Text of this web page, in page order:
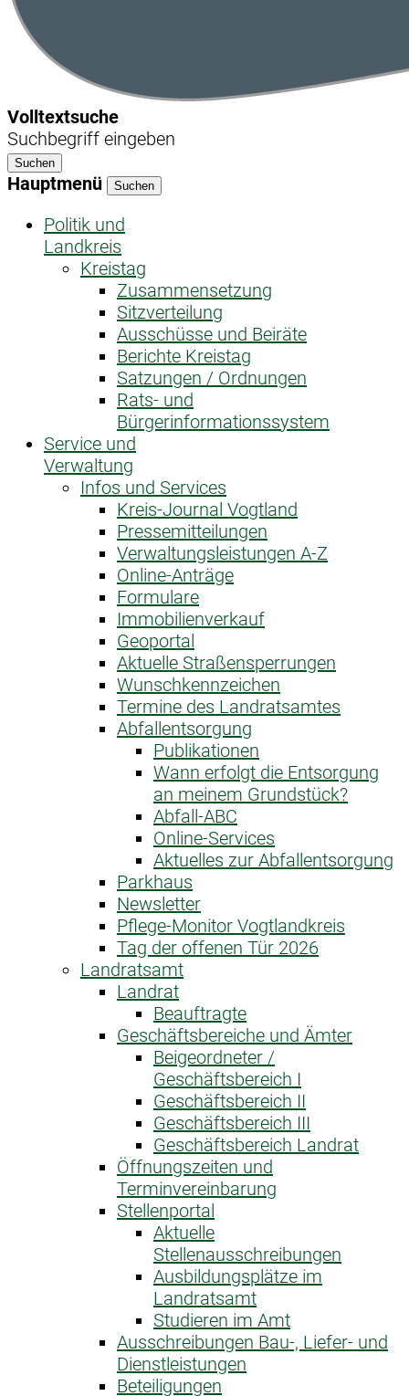
Volltextsuche
Suchbegriff eingeben
Suchen
Hauptmenü Suchen
Politik und
Landkreis
Kreistag
Zusammensetzung
Sitzverteilung
Ausschüsse und Beiräte
Berichte Kreistag
Satzungen / Ordnungen
Rats- und
Bürgerinformationssystem
Service und
Verwaltung
Infos und Services
Kreis-Journal Vogtland
Pressemitteilungen
Verwaltungsleistungen A-Z
Online-Anträge
Formulare
Immobilienverkauf
Geoportal
Aktuelle Straßensperrungen
Wunschkennzeichen
Termine des Landratsamtes
Abfallentsorgung
Publikationen
Wann erfolgt die Entsorgung
an meinem Grundstück?
Abfall-ABC
Online-Services
Aktuelles zur Abfallentsorgung
Parkhaus
Newsletter
Pflege-Monitor Vogtlandkreis
Tag der offenen Tür 2026
Landratsamt
Landrat
Beauftragte
Geschäftsbereiche und Ämter
Beigeordneter /
Geschäftsbereich I
Geschäftsbereich II
Geschäftsbereich III
Geschäftsbereich Landrat
Öffnungszeiten und
Terminvereinbarung
Stellenportal
Aktuelle
Stellenausschreibungen
Ausbildungsplätze im
Landratsamt
Studieren im Amt
Ausschreibungen Bau-, Liefer- und
Dienstleistungen
Beteiligungen